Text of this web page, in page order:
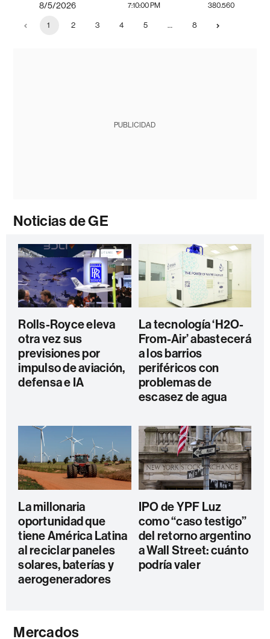
8/5/2026 7:10:00 PM 380.560
1 2 3 4 5 … 8
PUBLICIDAD
Noticias de GE
Rolls-Royce eleva
otra vez sus
previsiones por
impulso de aviación,
defensa e IA
La tecnología ‘H2O-
From-Air’ abastecerá
a los barrios
periféricos con
problemas de
escasez de agua
La millonaria
oportunidad que
tiene América Latina
al reciclar paneles
solares, baterías y
aerogeneradores
IPO de YPF Luz
como “caso testigo”
del retorno argentino
a Wall Street: cuánto
podría valer
Mercados